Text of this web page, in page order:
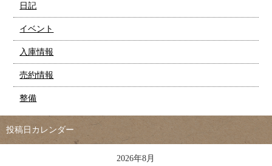
日記
イベント
入庫情報
売約情報
整備
投稿日カレンダー
2026年8月